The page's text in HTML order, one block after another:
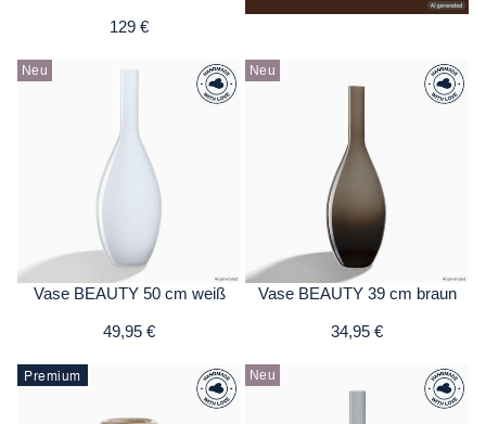
129 €
Neu
Vase BEAUTY 50 cm weiß
49,95 €
Neu
Vase BEAUTY 39 cm braun
34,95 €
Premium Neu